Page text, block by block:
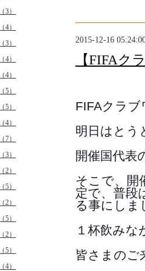
2015-12-16
【FIFAク
FIFAクラ
明日はとう
開催国代表
そこで、
定で、普段
る事にしま
１杯飲み
皆さまのご
3）
4）
3）
4）
4）
5）
5）
4）
7）
3）
2）
5）
2）
5）
2）
5）
4）